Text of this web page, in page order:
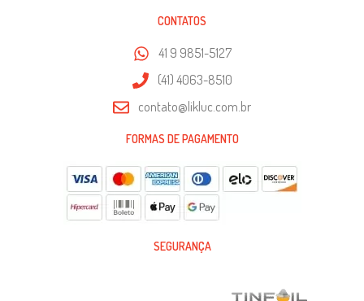
CONTATOS
41 9 9851-5127
(41) 4063-8510
contato@likluc.com.br
FORMAS DE PAGAMENTO
SEGURANÇA